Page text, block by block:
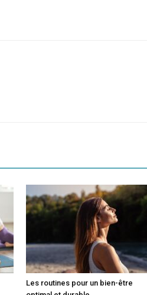
Les routines pour un bien-être